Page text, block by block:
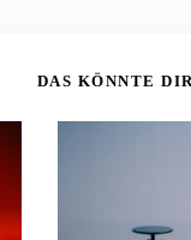
DAS KÖNNTE